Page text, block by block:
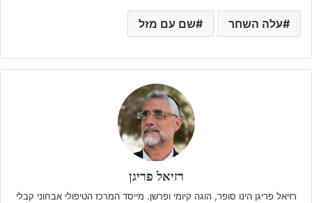
עלה השחר שם עם מזל
רזיאל פריגן
רזיאל פריגן הינו סופר, הוגה קיומי ופרשן. מייסד המרכז הטיפולי אבחוני קבלי